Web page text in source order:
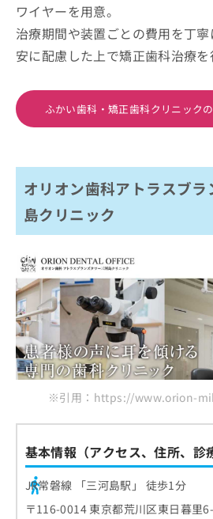
ワイヤーを用意。
治療期間や装置ごとの費用を丁
安に配慮した上で矯正歯科治療を
ふかい歯科・矯正歯科クリニック
オリオン歯科アトラスブラ
島クリニック
※引用：https://www.orion-
基本情報（アクセス、住所、診
JR常磐線 「三河島駅」 徒歩1分
〒116-0014 東京都荒川区東日暮里